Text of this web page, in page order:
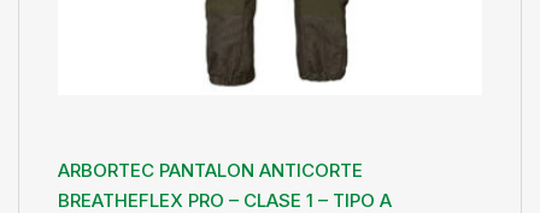
ARBORTEC PANTALON ANTICORTE
BREATHEFLEX PRO – CLASE 1 – TIPO A